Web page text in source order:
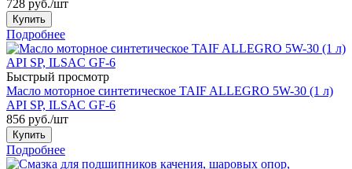
728 руб./шт
Купить
Подробнее
Быстрый просмотр
Масло моторное синтетическое TAIF ALLEGRO 5W-30 (1 л)
API SP, ILSAC GF-6
856 руб./шт
Купить
Подробнее